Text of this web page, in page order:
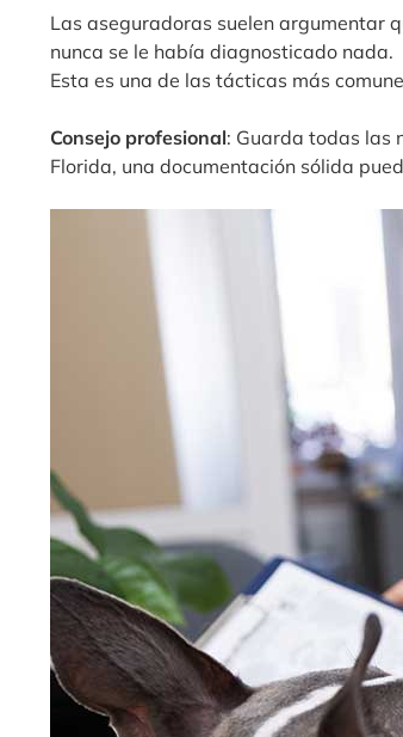
Las aseguradoras suelen argumentar
nunca se le había diagnosticado nada.
Esta es una de las tácticas más
Consejo profesional: Guarda todas las
Florida, una documentación sólida